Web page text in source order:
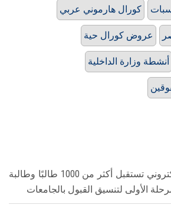
كورال هارموني عربي
عروض كورال حية
أنشطة وزارة الداخلية
معامل التنسيق الإلكتروني تستقبل أكثر من 1000 طالبًا وطالبة
الأولى لتنسيق القبول بالجامعات